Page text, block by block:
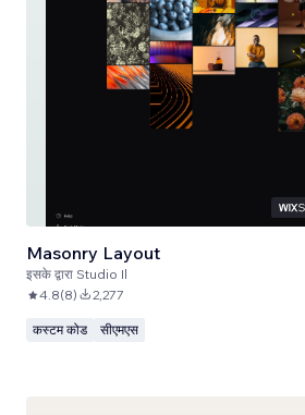
Masonry Layout
इसके द्वारा Studio Il
4.8(8) 2,277
कस्टम कोड सीएमएस